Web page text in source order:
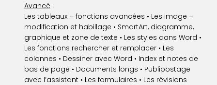
Avancé :
Les tableaux – fonctions avancées • Les image –
modification et habillage • SmartArt, diagramme,
graphique et zone de texte • Les styles dans Word •
Les fonctions rechercher et remplacer • Les
colonnes • Dessiner avec Word • Index et notes de
bas de page • Documents longs • Publipostage
avec l’assistant • Les formulaires • Les révisions